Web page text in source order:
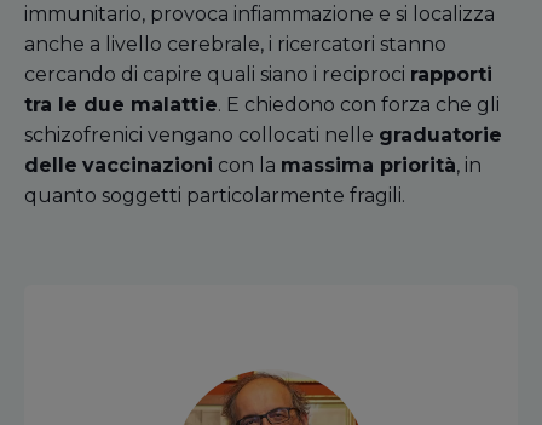
immunitario, provoca infiammazione e si localizza
anche a livello cerebrale, i ricercatori stanno
cercando di capire quali siano i reciproci rapporti
tra le due malattie. E chiedono con forza che gli
schizofrenici vengano collocati nelle graduatorie
delle vaccinazioni con la massima priorità, in
quanto soggetti particolarmente fragili.